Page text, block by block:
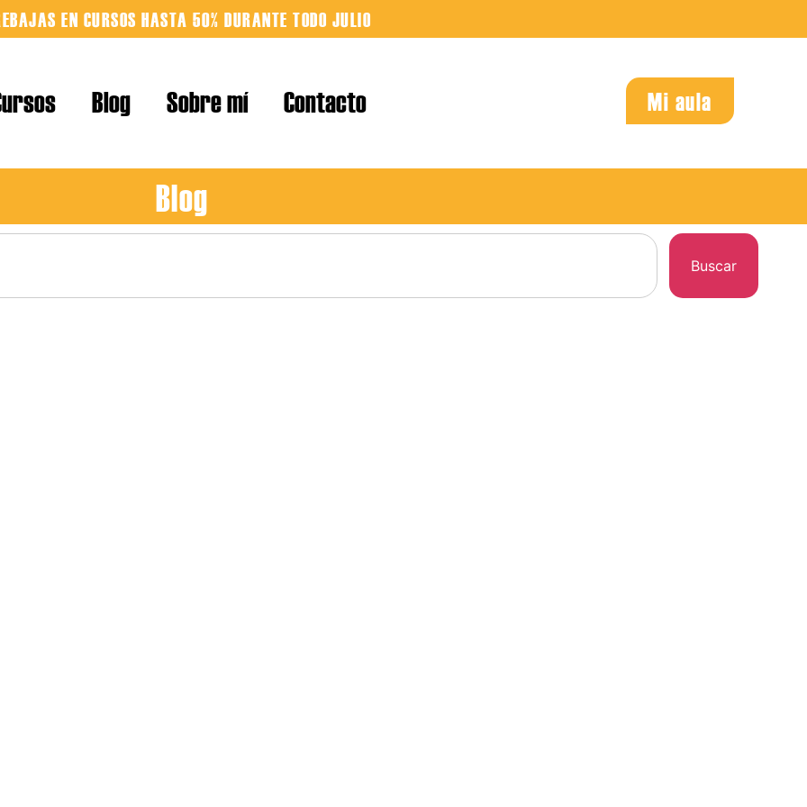
EN CURSOS HASTA 50% DURANTE TODO JULIO
Blog Sobre mí Contacto Mi aula
Blog
Buscar